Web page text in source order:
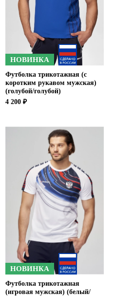
НОВИНКА
Футболка трикотажная (с
коротким рукавом мужская)
(голубой/голубой)
4 200 ₽
НОВИНКА
Футболка трикотажная
(игровая мужская) (белый/